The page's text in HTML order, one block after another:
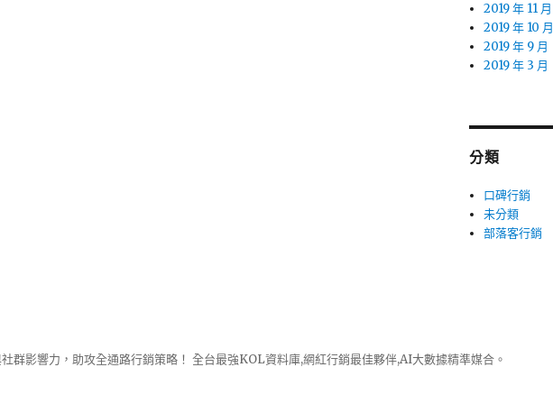
2019 年 11 月
2019 年 10 月
2019 年 9 月
2019 年 3 月
分類
口碑行銷
未分類
部落客行銷
群影響力，助攻全通路行銷策略！ 全台最強KOL資料庫,網紅行銷最佳夥伴,AI大數據精準媒合。